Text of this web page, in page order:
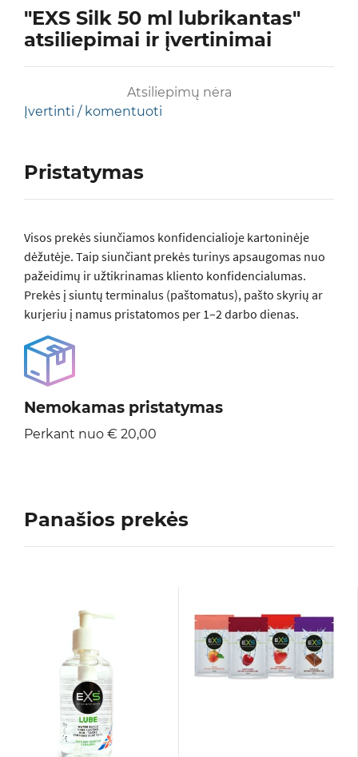
"EXS Silk 50 ml lubrikantas"
atsiliepimai ir įvertinimai
Atsiliepimų nėra
Įvertinti / komentuoti
Pristatymas
Visos prеkės siunčiamos konfidencialioje kartoninėje
dėžutėje. Taip siunčiant prekės turinys apsaugomas nuo
pažeidimų ir užtikrinamas kliento konfidencialumas.
Prekės į siuntų terminalus (paštomatus), pašto skyrių ar
kurjeriu į namus pristatomos per 1–2 darbo dienas.
Nemokamas pristatymas
Perkant nuo € 20,00
Panašios prekės